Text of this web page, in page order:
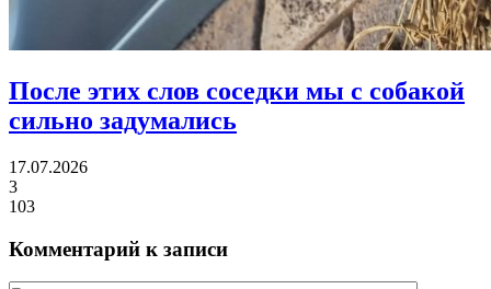
После этих слов соседки мы с собакой
сильно задумались
17.07.2026
3
103
Комментарий к записи